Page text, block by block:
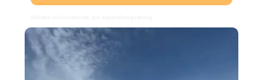
Unser Beststeller